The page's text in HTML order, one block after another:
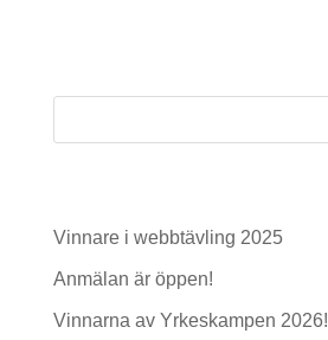
Vinnare i webbtävling 2025
Anmälan är öppen!
Vinnarna av Yrkeskampen 2026!